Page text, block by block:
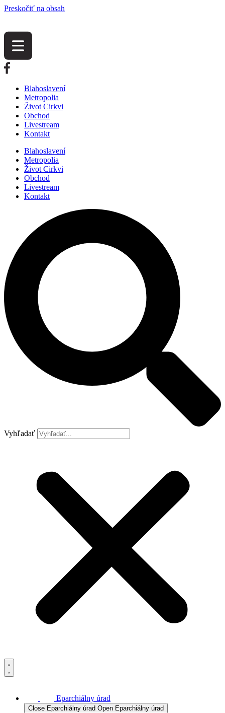
Preskočiť na obsah
Blahoslavení
Metropolia
Život Cirkvi
Obchod
Livestream
Kontakt
Blahoslavení
Metropolia
Život Cirkvi
Obchod
Livestream
Kontakt
Vyhľadať
Eparchiálny úrad
Close Eparchiálny úrad Open Eparchiálny úrad